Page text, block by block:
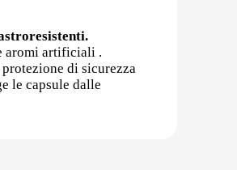
aromi artificiali .
di sicurezza
le capsule dalle